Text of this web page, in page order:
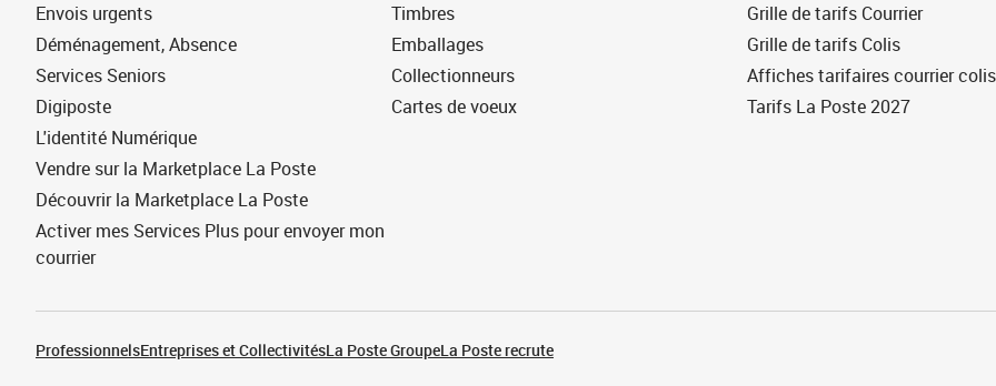
Envois urgents
Déménagement, Absence
Services Seniors
Digiposte
L'identité Numérique
Vendre sur la Marketplace La Poste
Découvrir la Marketplace La Poste
Activer mes Services Plus pour envoyer mon
courrier
Timbres
Emballages
Collectionneurs
Cartes de voeux
Grille de tarifs Courrier
Grille de tarifs Colis
Affiches tarifaires courrier colis
Tarifs La Poste 2027
ProfessionnelsEntreprises et CollectivitésLa Poste GroupeLa Poste recrute